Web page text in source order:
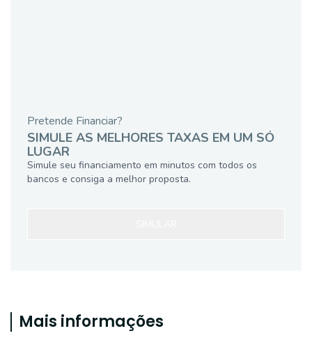
Pretende Financiar?
SIMULE AS MELHORES TAXAS EM UM SÓ
LUGAR
Simule seu financiamento em minutos com todos os
bancos e consiga a melhor proposta.
Mais informações